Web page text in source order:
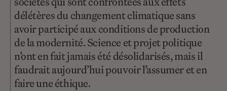
délétères du changement climatique sans
avoir participé aux conditions de production
de la modernité. Science et projet politique
n’ont en fait jamais été désolidarisés, mais il
faudrait aujourd’hui pouvoir l’assumer et en
faire une éthique.